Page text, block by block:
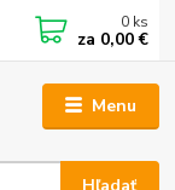
Menu
0 ks
za 0,00 €